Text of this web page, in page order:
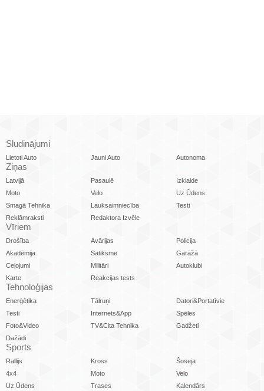
Sludinājumi
Lietoti Auto Jauni Auto Autonoma
Ziņas
Latvijā Pasaulē
Izklaide
Moto
Velo
Uz Ūdens
Smagā Tehnika
Lauksaimniecība
Testi
Reklāmraksti
Redaktora Izvēle
Vīriem
Drošība Avārijas
Policija
Akadēmija
Satiksme
Garāžā
Ceļojumi
Militāri
Autoklubi
Karte
Reakcijas tests
Tehnoloģijas
Enerģētika Tālruņi
Datori&Portatīvie
Testi
Internets&App
Spēles
Foto&Video
TV&Cita Tehnika
Gadžeti
Dažādi
Sports
Rallijs Kross
Šoseja
4x4
Moto
Velo
Uz Ūdens
Trases Kalendārs